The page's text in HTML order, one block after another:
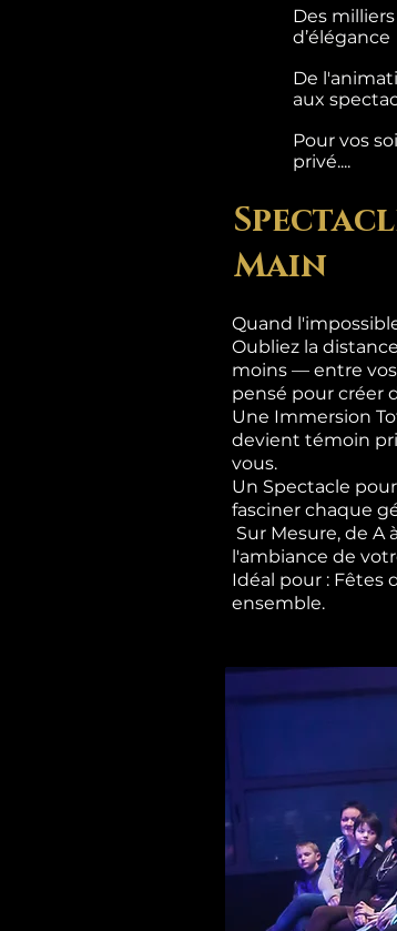
Des
d’élégance
De
aux
Pour vos
privé....
Main
Quand
Oubliez la
moins — entre
pensé pour créer
Une Immersion
devient témoin
vous.
Un Spectacle
fasciner chaque
Sur Mesure, de
l'ambiance de
Idéal pour : Fêtes
ensemble.